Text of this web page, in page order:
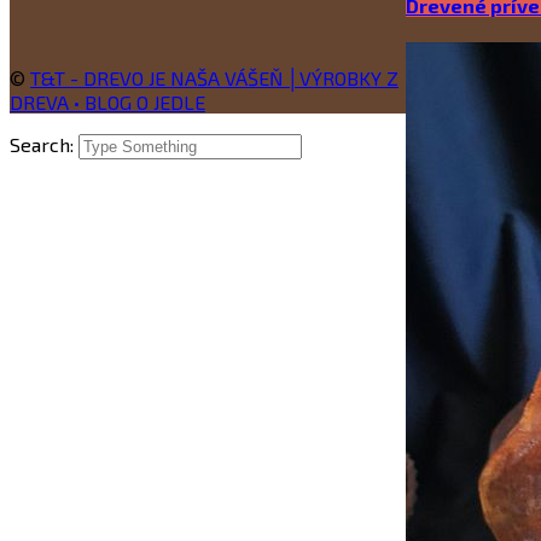
Drevené
© T&T - DREVO JE NAŠA VÁŠEŇ │VÝROBKY Z
DREVA • BLOG O JEDLE
Search: